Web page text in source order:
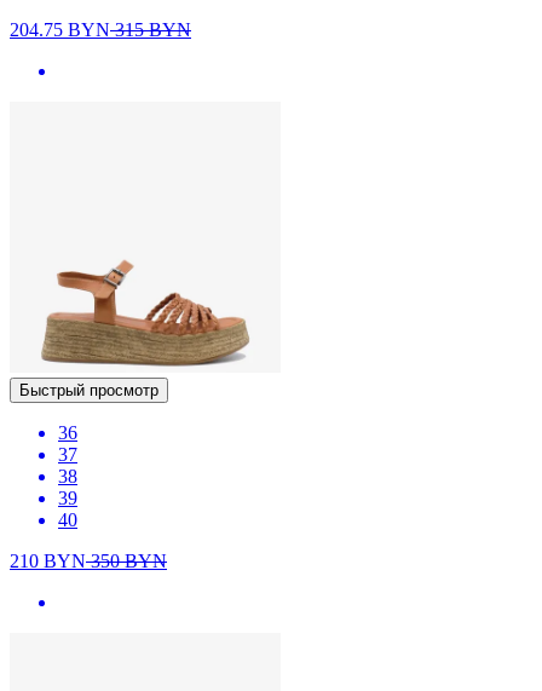
204.75 BYN315BYN
Быстрый просмотр
36
37
38
39
40
210 BYN350BYN